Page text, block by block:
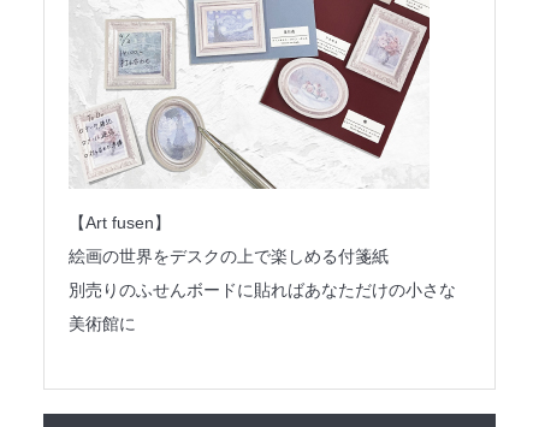
【Art fusen】
絵画の世界をデスクの上で楽しめる付箋紙
別売りのふせんボードに貼ればあなただけの小さな
美術館に